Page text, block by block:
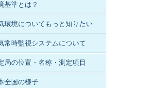
基準とは？
環境についてもっと知りたい
常時監視システムについて
局の位置・名称・測定項目
全国の様子